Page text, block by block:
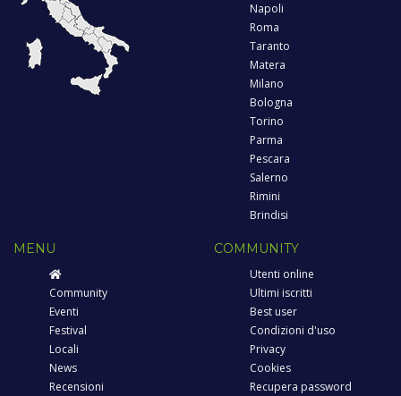
Napoli
Roma
Taranto
Matera
Milano
Bologna
Torino
Parma
Pescara
Salerno
Rimini
Brindisi
MENU
Community
Eventi
Festival
Locali
News
Recensioni
COMMUNITY
Utenti online
Ultimi iscritti
Best user
Condizioni d'uso
Privacy
Cookies
Recupera password